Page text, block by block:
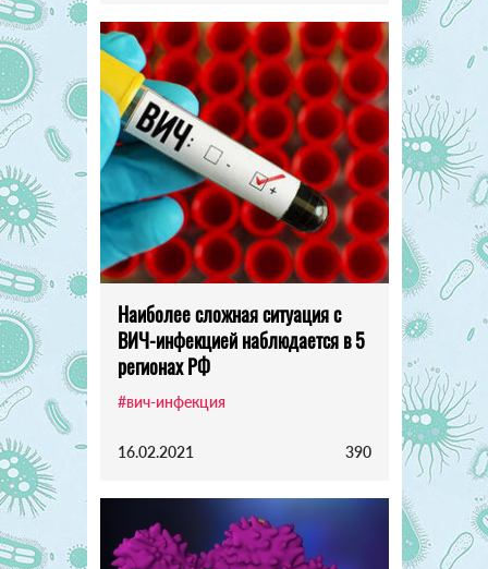
Наиболее сложная ситуация с
ВИЧ-инфекцией наблюдается в 5
регионах РФ
#вич-инфекция
16.02.2021 390